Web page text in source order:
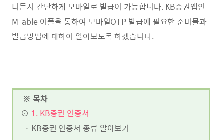
디든지 간단하게 모바일로 발급이 가능합니다. KB증권앱인
M-able 어플을 통하여 모바일OTP 발급에 필요한 준비물과
발급방법에 대하여 알아보도록 하겠습니다.
※ 목차
⊙ 1. KB증권 인증서
· KB증권 인증서 종류 알아보기